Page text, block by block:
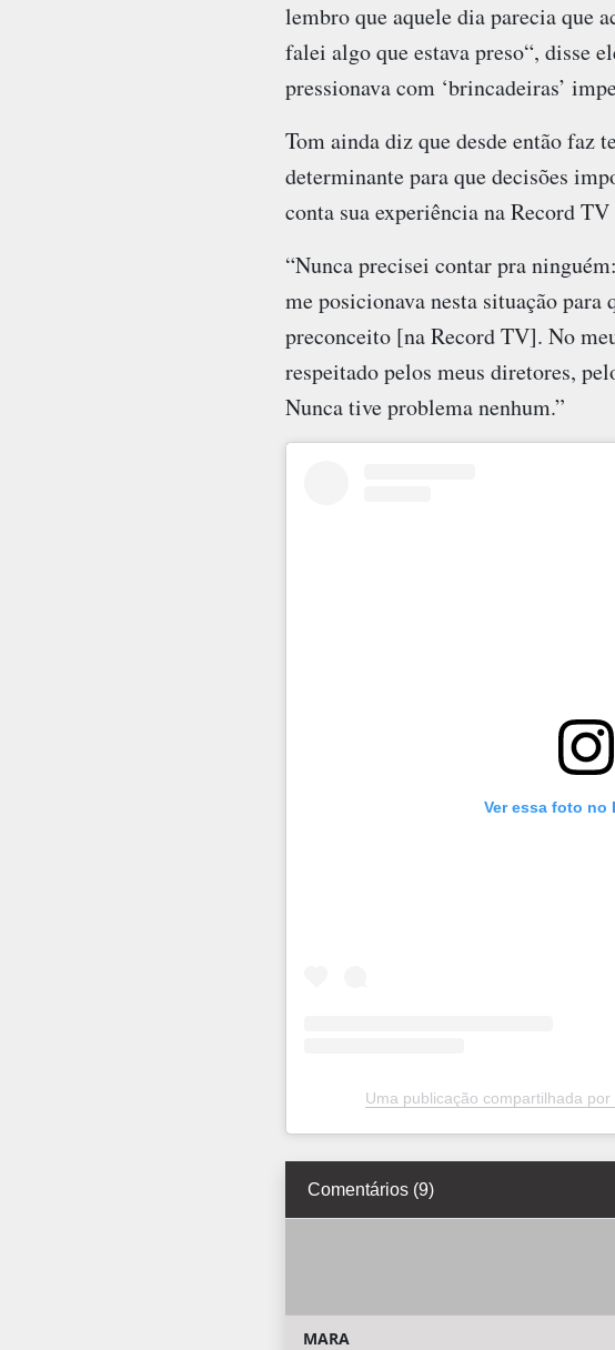
lembro que aquele dia parecia que
falei algo que estava preso“, disse
pressionava com ‘brincadeiras’
Tom ainda diz que desde então faz
determinante para que decisões
conta sua experiência na Record
“Nunca precisei contar pra
me posicionava nesta situação
preconceito [na Record TV]. No
respeitado pelos meus diretores,
Nunca tive problema nenhum.”
Ver essa foto no
Uma publicação compartilhada
Comentários (9)
MARA